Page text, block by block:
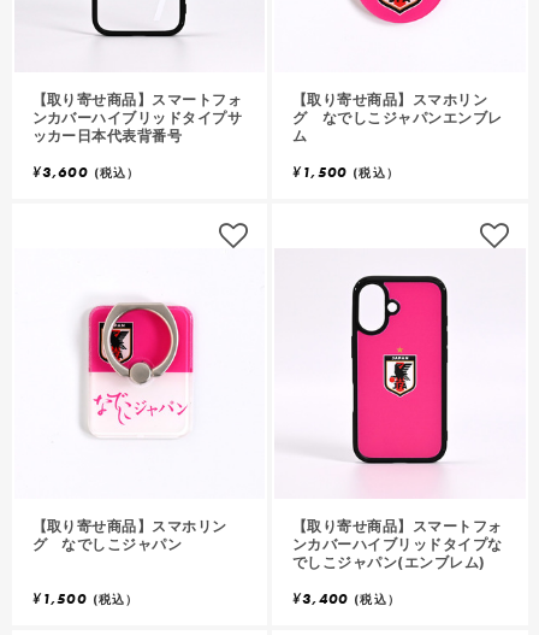
【取り寄せ商品】スマートフォ
ンカバーハイブリッドタイプサ
ッカー日本代表背番号
¥3,600 (税込）
【取り寄せ商品】スマホリン
グ なでしこジャパンエンブレ
ム
¥1,500 (税込）
【取り寄せ商品】スマホリン
グ なでしこジャパン
¥1,500 (税込）
【取り寄せ商品】スマートフォ
ンカバーハイブリッドタイプな
でしこジャパン(エンブレム)
¥3,400 (税込）